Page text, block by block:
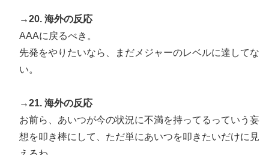
→20. 海外の反応
AAAに戻るべき。
先発をやりたいなら、まだメジャーのレベルに達してな
い。
→21. 海外の反応
お前ら、あいつが今の状況に不満を持ってるっていう妄
想を叩き棒にして、ただ単にあいつを叩きたいだけに見